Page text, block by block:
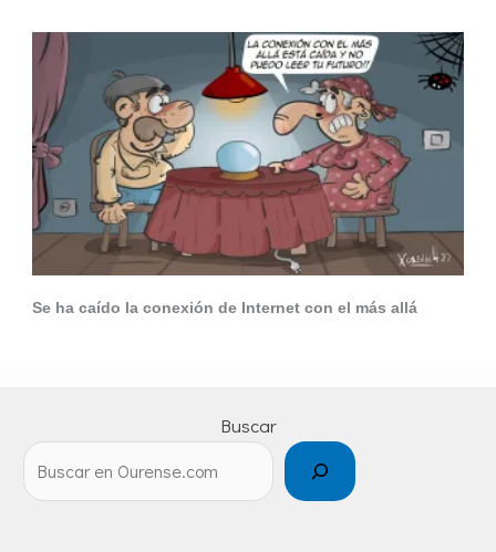
Se ha caído la conexión de Internet con el más allá
Buscar